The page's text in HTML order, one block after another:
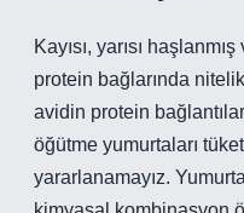
Kayısı, yarısı
protein bağlarında
avidin protein
öğütme yumurtaları
yararlanamayız.